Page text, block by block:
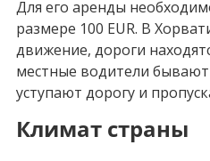
Для его аренды
размере 100 EUR. В
движение, дороги
местные водители
уступают дорогу и
Климат страны